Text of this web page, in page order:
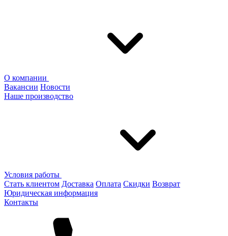
О компании
Вакансии Новости
Наше производство
Условия работы
Стать клиентом Доставка Оплата Скидки Возврат
Юридическая информация
Контакты